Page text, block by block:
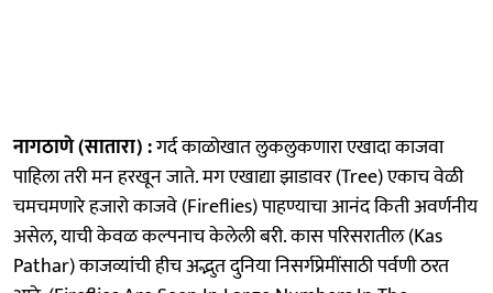
नागठाणे (सातारा) :गर्द काळोखात लुकलुकणारा एखादा काजवा
पाहिला तरी मन हरखून जाते. मग एखाद्या झाडावर (Tree) एकाच वेळी
चमचमणारे हजारो काजवे (Fireflies) पाहण्याचा आनंद किती अवर्णनीय
असेल, याची केवळ कल्पनाच केलेली बरी. कास परिसरातील (Kas
Pathar) काजव्यांची हीच अद्भुत दुनिया निसर्गप्रेमींसाठी पर्वणी ठरत